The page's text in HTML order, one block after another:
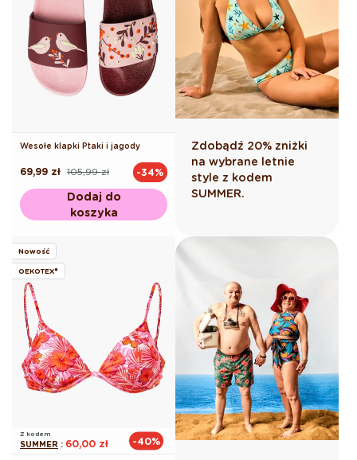
Wesołe klapki Ptaki i jagody
Cena
105,99 zł
Cena
69,99 zł -34%
Dodaj do
koszyka
Zdobądź 20% zniżki
na wybrane letnie
style z kodem
SUMMER.
Nowość
OEKOTEX®
Z kodem
SUMMER : 60,00 zł -40%